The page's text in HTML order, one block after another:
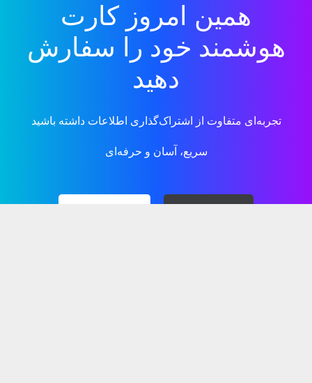
همین امروز کارت
هوشمند خود را سفارش
دهید
تجربه‌ای متفاوت از اشتراک‌گذاری اطلاعات داشته باشید
سریع، آسان و حرفه‌ای